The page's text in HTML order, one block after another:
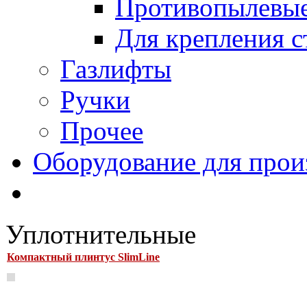
Для крепления
Газлифты
Ручки
Прочее
Оборудование для
Уплотнительные
Компактный плинтус SlimLine